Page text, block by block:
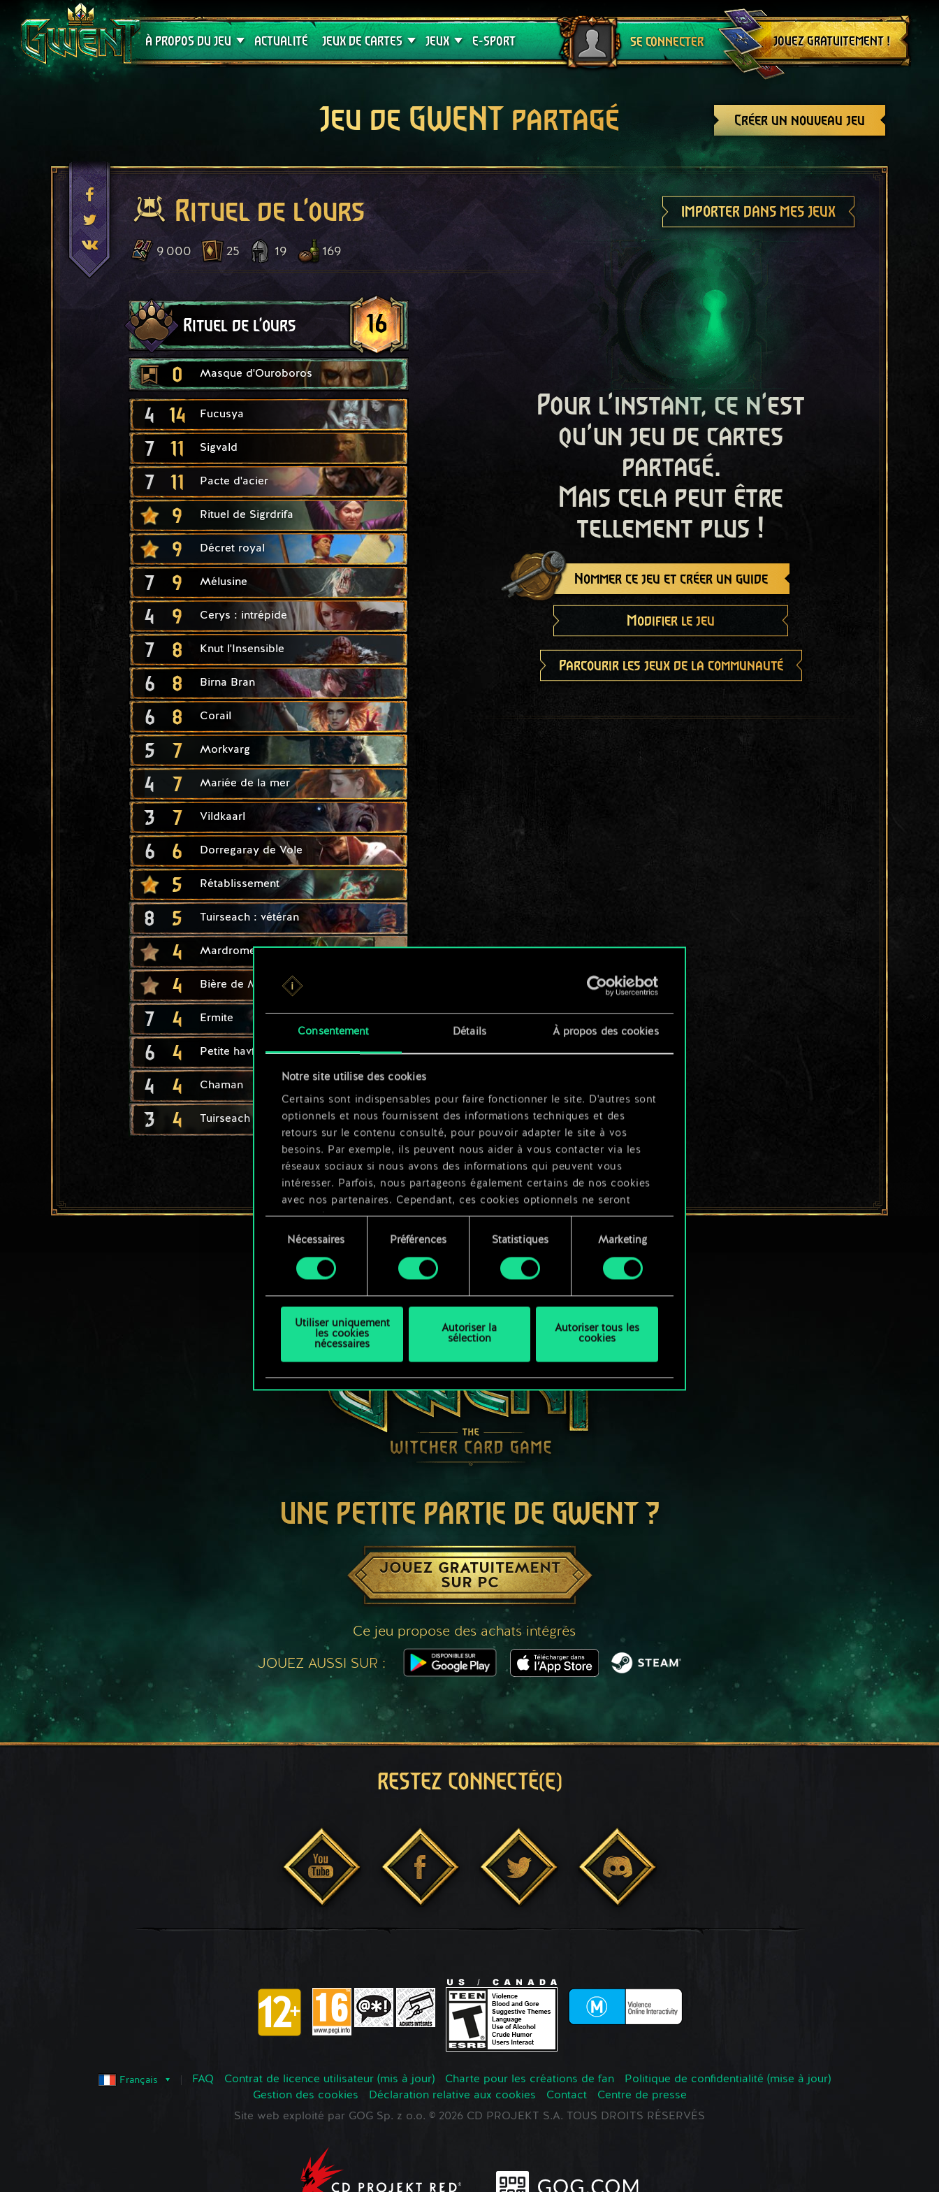
Consentement Détails À propos des cookies
Notre site utilise des cookies
Certains sont indispensables pour faire fonctionner le site. D'autres sont
optionnels et nous fournissent des informations techniques et des
retours sur le contenu consulté, pour pouvoir adapter le site à vos
besoins. Par exemple, ils peuvent nous aider à vous contacter via les
réseaux sociaux si nous avons des informations qui peuvent vous
intéresser. Parfois, nous partageons également certains de nos cookies
avec nos partenaires. Cependant, ces cookies optionnels ne seront
appliqués qu'avec votre permission.
et modifier vos préférences dans le menu "Paramètres" ci-dessous.
consentement
Nécessaires Préférences Statistiques Marketing
Utiliser uniquement
les cookies
nécessaires
Autoriser la
sélection
Autoriser tous les
cookies
À PROPOS DU JEU
Assistance
ACTUALITÉ JEUX DE CARTES
Crimson Curse
JEUX
Guides de jeux
E-SPORT SE CONNECTER
Se déconnecter
JOUEZ GRATUITEMENT !
Créer un nouveau jeu
Jeu de GWENT partagé
Rituel de l'ours IMPORTER DANS MES JEUX
9 000 25 19 169
Rituel de l'ours 16
0 Masque d'Ouroboros
4 14 Fucusya
7 11 Sigvald
7 11 Pacte d'acier
9 Rituel de Sigrdrifa
9 Décret royal
7 9 Mélusine
4 9 Cerys : intrépide
7 8 Knut l'Insensible
6 8 Birna Bran
6 8 Corail
5 7 Morkvarg
4 7 Mariée de la mer
3 7 Vildkaarl
6 6 Dorregaray de Vole
5 Rétablissement
8 5 Tuirseach : vétéran
4 Mardrome x2
4 Bière de Mahakam
7 4 Ermite
6 4 Petite havfrue
4 4 Chaman
3 4 Tuirseach : soldat x2
Pour l'instant, ce n'est
qu'un jeu de cartes
partagé.
Mais cela peut être
tellement plus !
Nommer ce jeu et créer un guide
Modifier le jeu
Parcourir les jeux de la communauté
UNE PETITE PARTIE DE GWENT ?
JOUEZ GRATUITEMENT
SUR PC
Ce jeu propose des achats intégrés
JOUEZ AUSSI SUR :
RESTEZ CONNECTÉ(E)
Français FAQ Contrat de licence utilisateur (mis à jour) Charte pour les créations de fan
Politique de confidentialité (mise à jour)
Gestion des cookies
Déclaration relative aux cookies Contact
Centre de presse
Site web exploité par GOG Sp. z o.o. © 2026 CD PROJEKT S.A. TOUS DROITS RÉSERVÉS